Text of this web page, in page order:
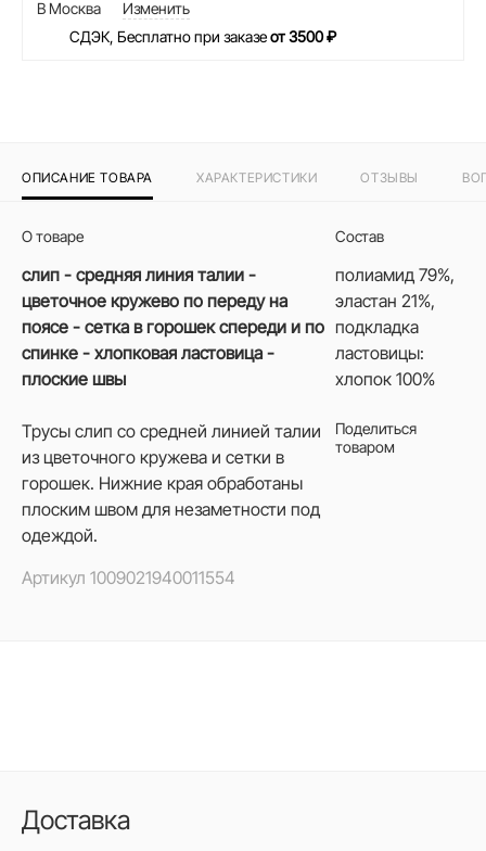
В Москва
Изменить
СДЭК, Бесплатно при заказеот 3500 ₽
ОПИСАНИЕ ТОВАРА ХАРАКТЕРИСТИКИ ОТЗЫВЫ
О товаре
слип - средняя линия талии -
цветочное кружево по переду на
поясе - сетка в горошек спереди и по
спинке - хлопковая ластовица -
плоские швы
Трусы слип со средней линией талии
из цветочного кружева и сетки в
горошек. Нижние края обработаны
плоским швом для незаметности под
одеждой.
Артикул 1009021940011554
Состав
полиамид 79%,
эластан 21%,
подкладка
ластовицы:
хлопок 100%
Поделиться
товаром
Доставка